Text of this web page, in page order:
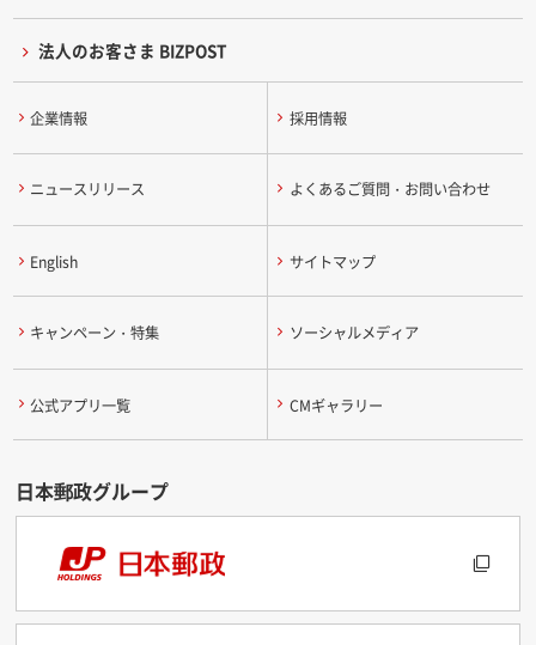
法人のお客さま BIZPOST
企業情報 採用情報
ニュースリリース よくあるご質問・お問い合わせ
English サイトマップ
キャンペーン・特集 ソーシャルメディア
公式アプリ一覧 CMギャラリー